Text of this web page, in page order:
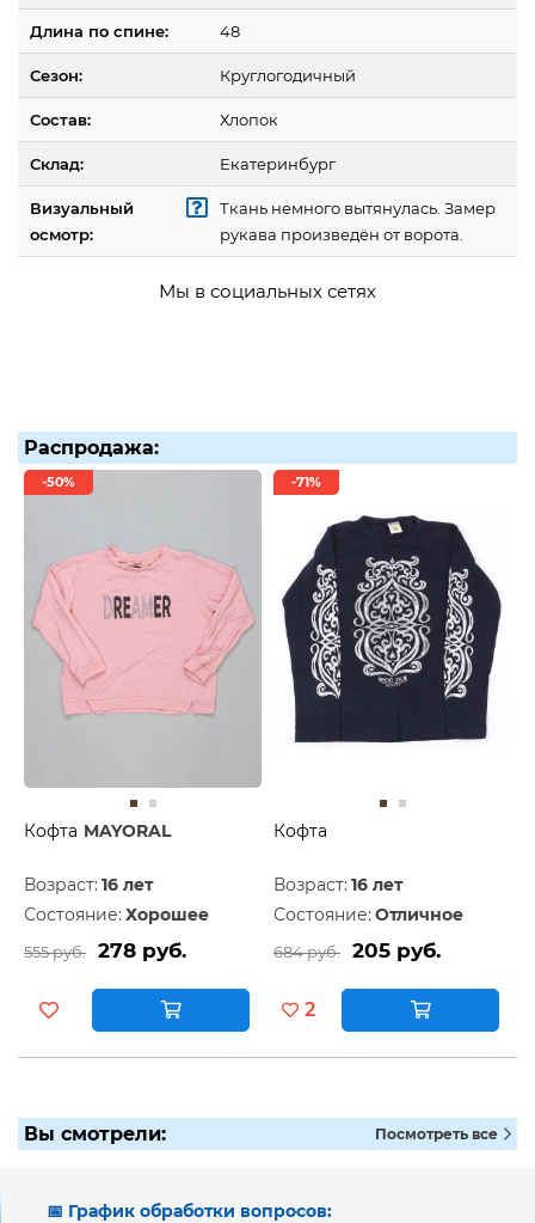
Длина по спине: 48
Сезон: Круглогодичный
Состав: Хлопок
Склад: Екатеринбург
Визуальный
осмотр:
Ткань немного вытянулась. Замер
рукава произведён от ворота.
Мы в социальных сетях
Распродажа:
-50%
Кофта MAYORAL
Возраст: 16 лет
Состояние: Хорошее
555 руб. 278 руб.
-71%
Кофта
Возраст: 16 лет
Состояние: Отличное
684 руб. 205 руб.
2
Вы смотрели: Посмотреть все
📅 График обработки вопросов: